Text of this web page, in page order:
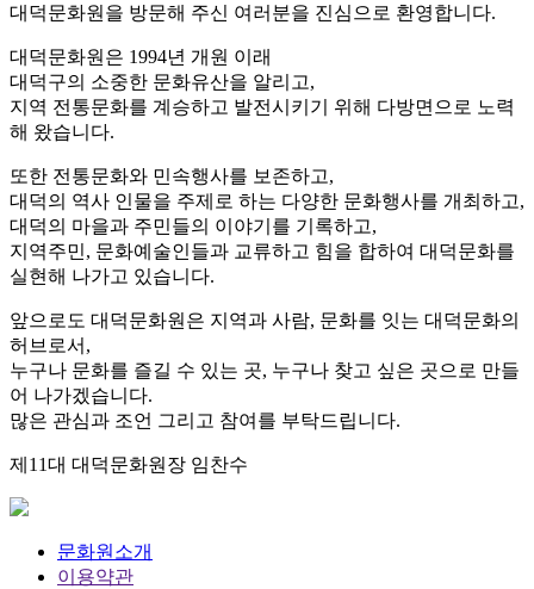
대덕문화원을 방문해 주신 여러분을 진심으로 환영합니다.
대덕문화원은 1994년 개원 이래
대덕구의 소중한 문화유산을 알리고,
지역 전통문화를 계승하고 발전시키기 위해 다방면으로 노력
해 왔습니다.
또한 전통문화와 민속행사를 보존하고,
대덕의 역사 인물을 주제로 하는 다양한 문화행사를 개최하고,
대덕의 마을과 주민들의 이야기를 기록하고,
지역주민, 문화예술인들과 교류하고 힘을 합하여 대덕문화를
실현해 나가고 있습니다.
앞으로도 대덕문화원은 지역과 사람, 문화를 잇는 대덕문화의
허브로서,
누구나 문화를 즐길 수 있는 곳, 누구나 찾고 싶은 곳으로 만들
어 나가겠습니다.
많은 관심과 조언 그리고 참여를 부탁드립니다.
제11대 대덕문화원장 임찬수
문화원소개
이용약관